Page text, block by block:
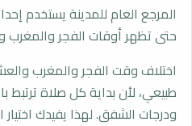
حتى تظهر أوقات الفجر والمغرب
اختلاف وقت الفجر والمغرب
طبيعي، لأن بداية كل صلاة ترتبط
ودرجات الشفق. لهذا يفيدك